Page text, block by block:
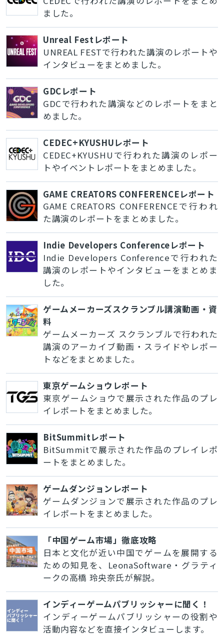
ました。
Unreal Festレポート
UNREAL FESTで行われた講演のレポートや
インタビューをまとめました。
GDCレポート
GDCで行われた講演などのレポートをまと
めました。
CEDEC+KYUSHUレポート
CEDEC+KYUSHUで行われた講演のレポー
トやイベントレポートをまとめました。
GAME CREATORS CONFERENCEレポート
GAME CREATORS CONFERENCEで行われ
た講演のレポートをまとめました。
Indie Developers Conferenceレポート
Indie Developers Conferenceで行われた
講演のレポートやインタビューをまとめま
した。
ゲームメーカーズスクランブル講演動画・資
料
ゲームメーカーズ スクランブルで行われた
講演のアーカイブ動画・スライドやレポー
トなどをまとめました。
東京ゲームショウレポート
東京ゲームショウで展示された作品のプレ
イレポートをまとめました。
BitSummitレポート
BitSummitで展示された作品のプレイレポ
ートをまとめました。
ゲームダンジョンレポート
ゲームダンジョンで展示された作品のプレ
イレポートをまとめました。
「中国ゲーム市場」徹底攻略
日本と文化が近い中国でゲームを展開する
ための知見を、LeonaSoftware・グラティ
ークの高橋 玲央奈氏が解説。
インディーゲームパブリッシャーに聞く！
インディーゲームパブリッシャーの役割や
活動内容などを直接インタビューします。